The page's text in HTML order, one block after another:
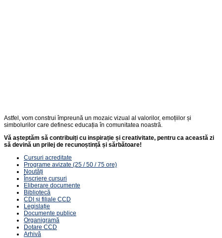
Astfel, vom construi împreună un mozaic vizual al valorilor, emoțiilor și
simbolurilor care definesc educația în comunitatea noastră.
Vă așteptăm să contribuiți cu inspirație și creativitate, pentru ca această zi
să devină un prilej de recunoștință și sărbătoare!
Cursuri acreditate
Programe avizate (25 / 50 / 75 ore)
Noutăți
Înscriere cursuri
Eliberare documente
Bibliotecă
CDI și filiale CCD
Legislație
Documente publice
Organigramă
Dotare CCD
Arhivă